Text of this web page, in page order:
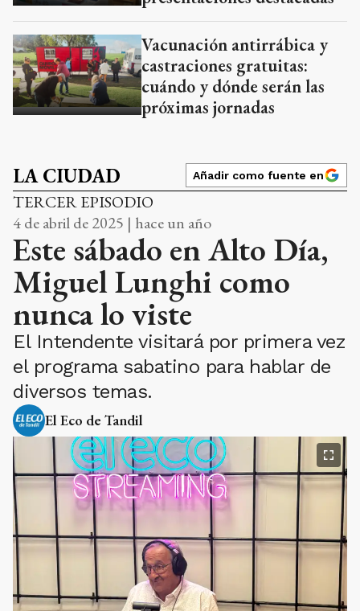
Vacunación antirrábica y
castraciones gratuitas:
cuándo y dónde serán las
próximas jornadas
LA CIUDAD Añadir como fuente en
TERCER EPISODIO
4 de abril de 2025 | hace un año
Este sábado en Alto Día,
Miguel Lunghi como
nunca lo viste
El Intendente visitará por primera vez
el programa sabatino para hablar de
diversos temas.
El Eco de Tandil